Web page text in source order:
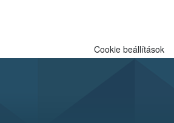
Cookie beállítások